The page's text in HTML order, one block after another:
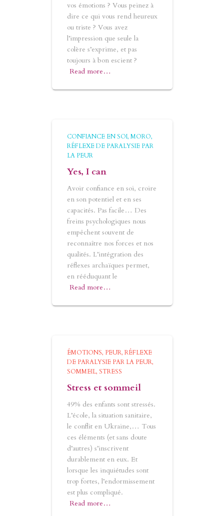
vos émotions ? Vous peinez à
dire ce qui vous rend heureux
ou triste ? Vous avez
l’impression que seule la
colère s’exprime, et pas
toujours à bon escient ?
Read more…
CONFIANCE EN SOI MORO
RÉFLEXE DE PARALYSIE PAR
LA PEUR
Yes, I can
Avoir confiance en soi, croire
en son potentiel et en ses
capacités. Pas facile… Des
freins psychologiques nous
empêchent souvent de
reconnaître nos forces et nos
qualités. L’intégration des
réflexes archaïques permet,
en rééduquant le
Read more…
ÉMOTIONS PEUR RÉFLEXE
DE PARALYSIE PAR LA PEUR
SOMMEIL STRESS
Stress et sommeil
49% des enfants sont stressés.
L’école, la situation sanitaire,
le conflit en Ukraine,… Tous
ces éléments (et sans doute
d’autres) s’inscrivent
durablement en eux. Et
lorsque les inquiétudes sont
trop fortes, l’endormissement
est plus compliqué.
Read more…